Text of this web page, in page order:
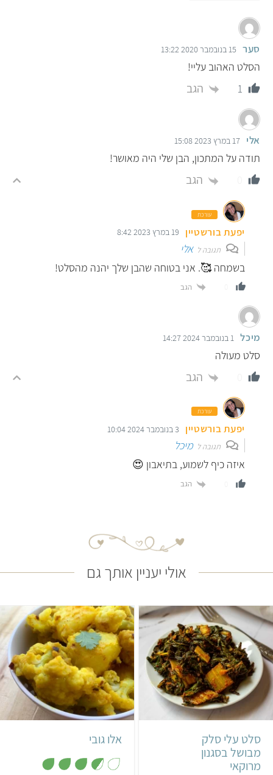
סער 15 בנובמבר 2020 13:22
הסלט האהוב עליי!
1
הגב
אלי 17 במרץ 2023 15:08
תודה על המתכון, הבן שלי היה מאושר!
הגב
עורכת
יפעת בורשטיין 19 במרץ 2023 8:42
תגובה לאלי
בשמחה 🥰. אני בטוחה שהבן שלך יהנה מהסלט!
הגב
מיכל 1 בנובמבר 2024 14:27
סלט מעולה
הגב
עורכת
יפעת בורשטיין 3 בנובמבר 2024 10:04
תגובה למיכל
איזה כיף לשמוע, בתיאבון 😍
הגב
אולי יעניין אותך גם
קל 25 דקות
4 מנות מרוקאי
סלט עלי סלק
מבושל בסגנון
מרוקאי
קל 40 דקות 4
הודי
אלו גובי